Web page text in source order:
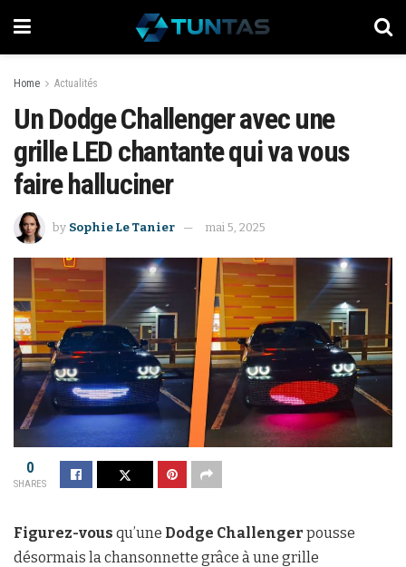
Home Actualités
Un Dodge Challenger avec une
grille LED chantante qui va vous
faire halluciner
by Sophie Le Tanier mai 5, 2025
0
SHARES
Figurez-vous qu’une Dodge Challenger pousse
désormais la chansonnette grâce à une grille